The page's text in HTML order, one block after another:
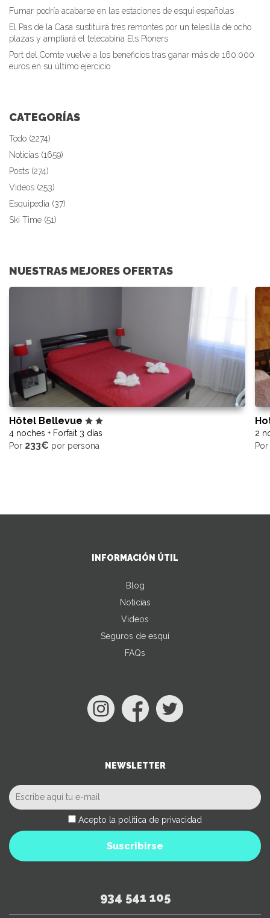
Fumar podría acabarse en las estaciones de esquí españolas
El Pas de la Casa sustituirá tres remontes por un telesilla de ocho
plazas y ampliará el telecabina Els Pioners
Port del Comte vuelve a los beneficios tras ganar más de 160.000
euros en su último ejercicio
CATEGORÍAS
Todo (2274)
Noticias (1659)
Posts (274)
Videos (253)
Esquipedia (37)
Ski Time (51)
NUESTRAS MEJORES OFERTAS
Hôtel Bellevue
4 noches + Forfait 3 días
Por 233€ por persona
2
Por
INFORMACIÓN ÚTIL
Blog
Noticias
Videos
Seguros de esquí
FAQs
NEWSLETTER
Acepto la política de privacidad
Suscribirse
934 541 105